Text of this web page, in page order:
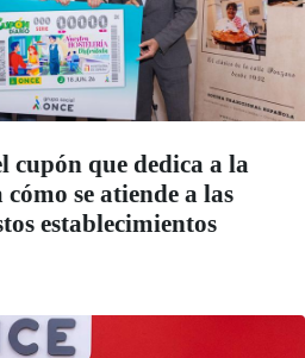
cupón que dedica a la
se atiende a las
establecimientos